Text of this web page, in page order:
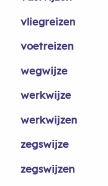
vliegreizen
voetreizen
wegwijze
werkwijze
werkwijzen
zegswijze
zegswijzen